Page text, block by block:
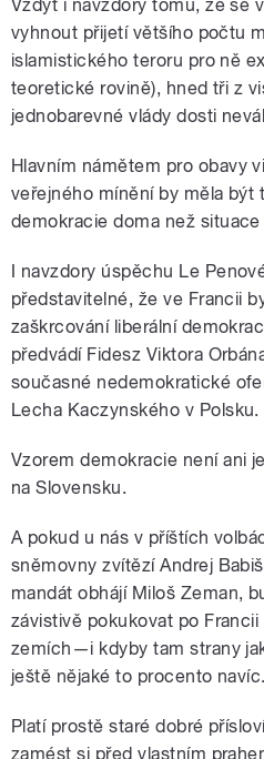
Vždyť i navzdory tomu, že se
vyhnout přijetí většího počtu
islamistického teroru pro ně
teoretické rovině), hned tři z
jednobarevné vlády dosti
Hlavním námětem pro obavy
veřejného mínění by měla být
demokracie doma než situace
I navzdory úspěchu Le
představitelné, že ve Francii
zaškrcování liberální
předvádí Fidesz Viktora
současné nedemokratické
Lecha Kaczynského v Polsku.
Vzorem demokracie není ani
na Slovensku.
A pokud u nás v příštích
sněmovny zvítězí Andrej
mandát obhájí Miloš Zeman,
závistivě pokukovat po
zemích—i kdyby tam strany
ještě nějaké to procento navíc.
Platí prostě staré dobré
zamést si před vlastním